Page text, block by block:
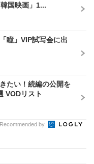
国映画」1...
瞳」VIP試写会に出
たい！続編の公開を
VODリスト
Recommended by